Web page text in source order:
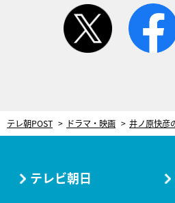
twitter
テレ朝POST ドラマ・映画
テレビ朝日